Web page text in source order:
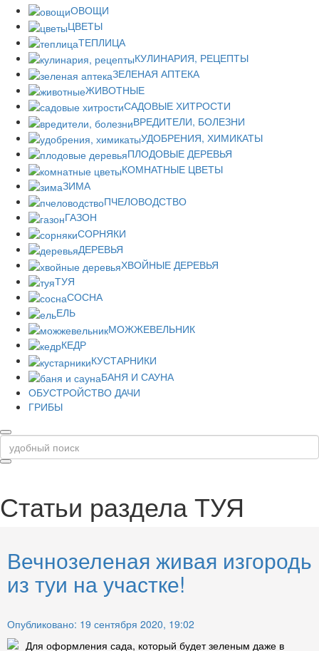
ОВОЩИ
ЦВЕТЫ
ТЕПЛИЦА
КУЛИНАРИЯ, РЕЦЕПТЫ
ЗЕЛЕНАЯ АПТЕКА
ЖИВОТНЫЕ
САДОВЫЕ ХИТРОСТИ
ВРЕДИТЕЛИ, БОЛЕЗНИ
УДОБРЕНИЯ, ХИМИКАТЫ
ПЛОДОВЫЕ ДЕРЕВЬЯ
КОМНАТНЫЕ ЦВЕТЫ
ЗИМА
ПЧЕЛОВОДСТВО
ГАЗОН
СОРНЯКИ
ДЕРЕВЬЯ
ХВОЙНЫЕ ДЕРЕВЬЯ
ТУЯ
СОСНА
ЕЛЬ
МОЖЖЕВЕЛЬНИК
КЕДР
КУСТАРНИКИ
БАНЯ И САУНА
ОБУСТРОЙСТВО ДАЧИ
ГРИБЫ
Статьи разделаТУЯ
Вечнозеленая живая изгородь
из туи на участке!
Опубликовано: 19 сентября 2020, 19:02
Для оформления сада, который будет зеленым даже в